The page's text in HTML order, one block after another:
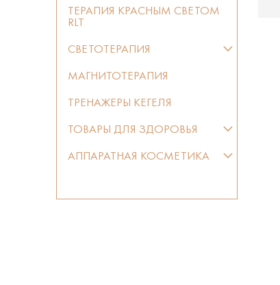
ТЕРАПИЯ КРАСНЫМ СВЕТОМ
RLT
СВЕТОТЕРАПИЯ
МАГНИТОТЕРАПИЯ
ТРЕНАЖЕРЫ КЕГЕЛЯ
ТОВАРЫ ДЛЯ ЗДОРОВЬЯ
АППАРАТНАЯ КОСМЕТИКА